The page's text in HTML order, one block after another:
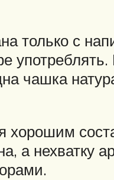
только с
чашка
а нехватку